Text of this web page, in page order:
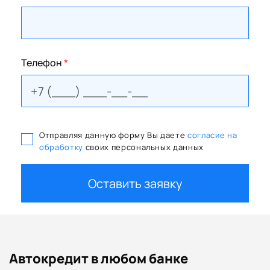
Телефон*
Отправляя данную форму Вы даете согласие на
обработку своих персональных данных
Оставить заявку
Автокредит в любом банке